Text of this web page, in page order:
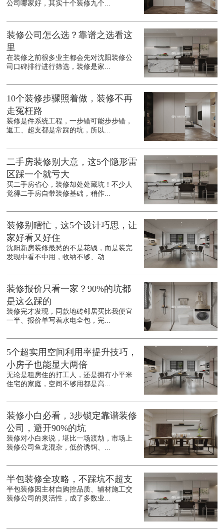
公司哪家好，其实十个装修九个...
装修公司怎么选？靠谱之选看这
里
在装修之前很多业主都会先对沈阳装修公
司口碑排行进行筛选，装修是家...
10个装修步骤照着做，装修不再
走冤枉路
装修是件系统工程，一步错可能步步错，
返工、超支都是常踩的坑，所以...
二手房装修别大意，这5个隐形雷
区踩一个就亏大
买二手房省心，装修却处处藏坑！不少人
觉得二手房自带装修基础，稍作...
装修别瞎忙，这5个设计巧思，让
家好看又好住
沈阳新房装修最愁的不是花钱，而是装完
发现中看不中用，收纳不够、动...
装修报价只看一家？90%的坑都
是这么踩的
装修完才发现，同款地砖邻居买比我便宜
一半、报价单写着水电全包，完...
5个超实用空间利用率提升技巧，
小房子也能显大两倍
无论是租房住的打工人，还是拥有小平米
住宅的家庭，空间不够用都是高...
装修小白必看，3步锁定靠谱装修
公司，避开90%的坑
装修对小白来说，堪比一场渡劫，市场上
装修公司鱼龙混杂，低价诱饵、...
半包装修全攻略，不踩坑不超支
半包装修因主材自购控品质、辅材施工交
装修公司的灵活性，成了多数业...